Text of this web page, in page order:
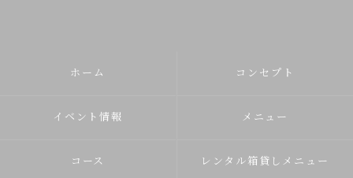
ホーム コンセプト
イベント情報 メニュー
コース レンタル箱貸しメニュー